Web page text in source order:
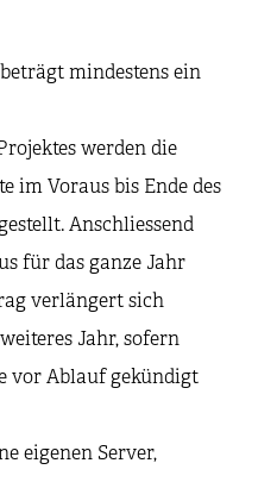
mindestens ein
werden die
im Voraus bis Ende des
Anschliessend
für das ganze Jahr
verlängert sich
Jahr, sofern
vor Ablauf gekündigt
eigenen Server,